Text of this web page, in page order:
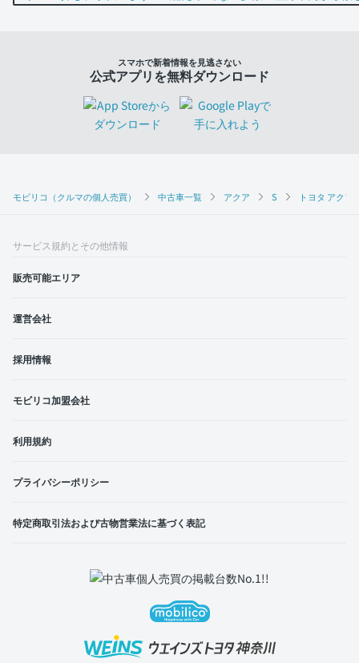
モビリコ（クルマの個人売買） 中古車一覧 アクア S トヨタ アク
スマホで新着情報を見逃さない
公式アプリを無料ダウンロード
サービス規約とその他情報
販売可能エリア
運営会社
採用情報
モビリコ加盟会社
利用規約
プライバシーポリシー
特定商取引法および古物営業法に基づく表記